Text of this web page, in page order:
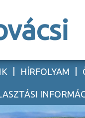
HÍRFOLYAM